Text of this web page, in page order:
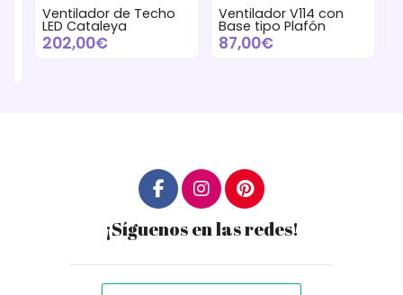
Ventilador de Techo
LED Cataleya
202,00€
Ventilador V114 con
Base tipo Plafón
87,00€
¡Síguenos en las redes!